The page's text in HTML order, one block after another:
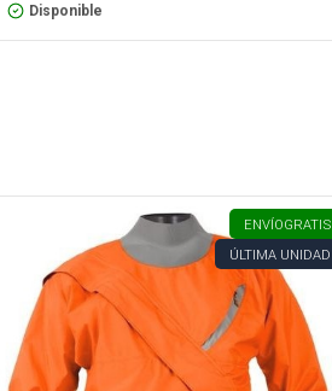
Disponible
ENVÍOGRATIS
ÚLTIMA UNIDAD